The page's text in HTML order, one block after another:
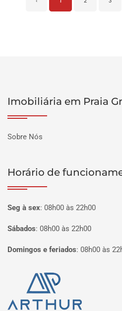
Imobiliária em Praia
Sobre Nós
Horário de
Seg à sex: 08h00 às 22h00
Sábados: 08h00 às 22h00
Domingos e feriados: 08h00 às
Página inicial